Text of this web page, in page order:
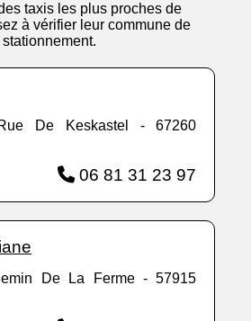
taxis les plus proches de
à vérifier leur commune de
stationnement.
De Keskastel - 67260
06 81 31 23 97
De La Ferme - 57915